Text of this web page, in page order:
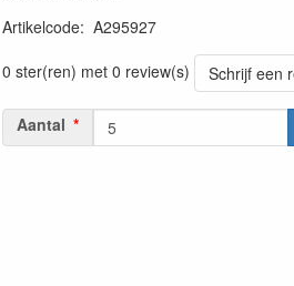
Artikelcode: A295927
0 ster(ren) met 0 review(s)
Schrijf een
Aantal